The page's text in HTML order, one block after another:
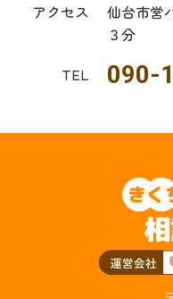
アクセス
仙台市
３分
TEL
090-